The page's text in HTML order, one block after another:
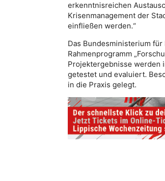
erkenntnisreichen
Krisenmanagement der
einfließen werden.“
Das Bundesministerium
Rahmenprogramm
Projektergebnisse werden
getestet und evaluiert.
in die Praxis gelegt.